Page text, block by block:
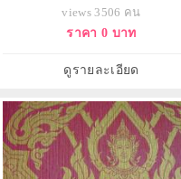
views 3506 คน
ราคา 0 บาท
ดูรายละเอียด